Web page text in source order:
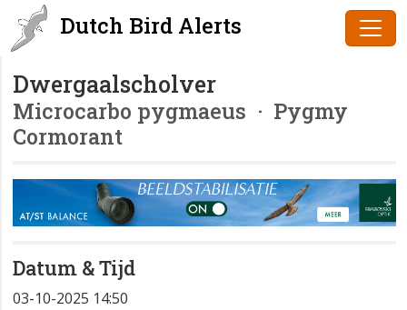
Dutch Bird Alerts
Dwergaalscholver
Microcarbo pygmaeus · Pygmy
Cormorant
Datum & Tijd
03-10-2025 14:50